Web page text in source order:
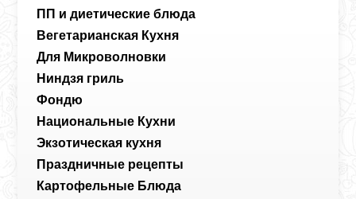
ПП и диетические блюда
Вегетарианская Кухня
Для Микроволновки
Ниндзя гриль
Фондю
Национальные Кухни
Экзотическая кухня
Праздничные рецепты
Картофельные Блюда